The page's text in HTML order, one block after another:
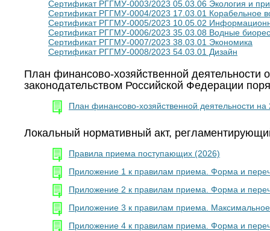
Сертификат РГГМУ-0003/2023 05.03.06 Экология и
Сертификат РГГМУ-0004/2023 17.03.01 Корабельное
Сертификат РГГМУ-0005/2023 10.05.02
Сертификат РГГМУ-0006/2023 35.03.08 Водные
Сертификат РГГМУ-0007/2023 38.03.01 Экономика
Сертификат РГГМУ-0008/2023 54.03.01 Дизайн
План финансово-хозяйственной деятельности
законодательством Российской Федерации
План финансово-хозяйственной деятельности
Локальный нормативный акт,
Правила приема поступающих (2026)
Приложение 1 к правилам приема. Форма и
Приложение 2 к правилам приема. Форма и
Приложение 3 к правилам приема.
Приложение 4 к правилам приема. Форма и